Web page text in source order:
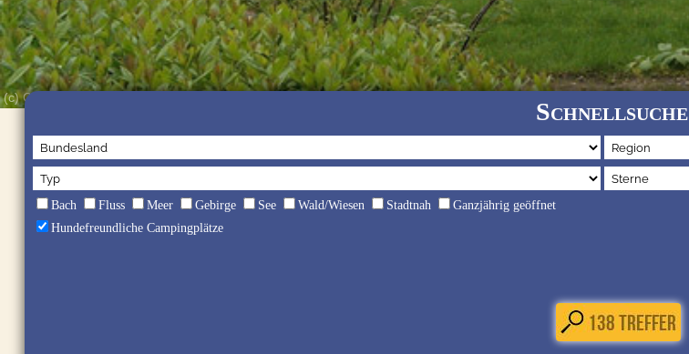
(c) Campingpark Buntspecht Schnellsuche
Bach Fluss Meer Gebirge See Wald/Wiesen Stadtnah
Ganzjährig geöffnet
Hundefreundliche Campingplätze